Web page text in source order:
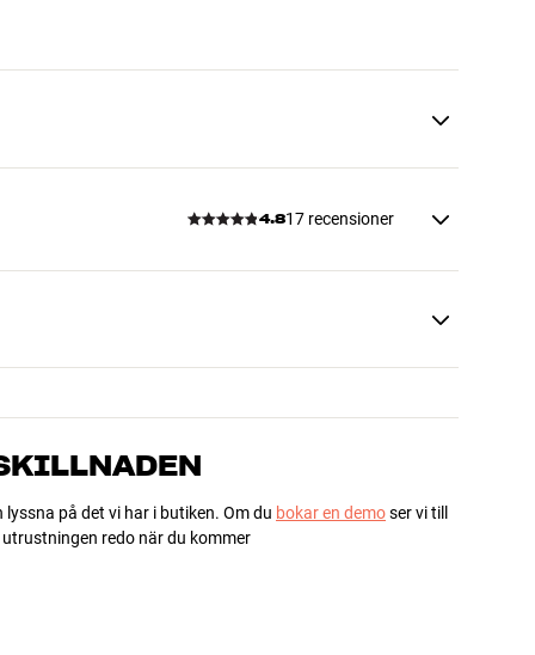
4.817 recensioner
på det vi har i butiken. Om du bokar en demoser vi till
redo när du kommer